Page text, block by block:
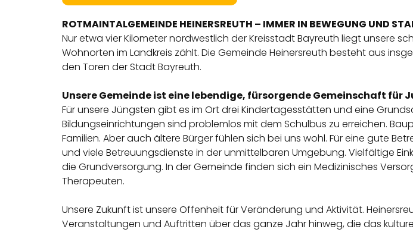
ROTMAINTALGEMEINDE HEINERSREUTH – IMMER IN BEWEGUNG UND
Nur etwa vier Kilometer nordwestlich der Kreisstadt Bayreuth liegt unsere
Wohnorten im Landkreis zählt. Die Gemeinde Heinersreuth besteht aus
den Toren der Stadt Bayreuth.
Unsere Gemeinde ist eine lebendige, fürsorgende Gemeinschaft für
Für unsere Jüngsten gibt es im Ort drei Kindertagesstätten und eine
Bildungseinrichtungen sind problemlos mit dem Schulbus zu erreichen.
Familien. Aber auch ältere Bürger fühlen sich bei uns wohl. Für eine gute
und viele Betreuungsdienste in der unmittelbaren Umgebung. Vielfältige
die Grundversorgung. In der Gemeinde finden sich ein Medizinisches
Therapeuten.
Unsere Zukunft ist unsere Offenheit für Veränderung und Aktivität.
Veranstaltungen und Auftritten über das ganze Jahr hinweg, die das